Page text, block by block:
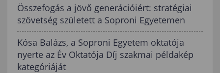
Összefogás a jövő generációiért: stratégiai
szövetség született a Soproni Egyetemen
Kósa Balázs, a Soproni Egyetem oktatója
nyerte az Év Oktatója Díj szakmai példakép
kategóriáját